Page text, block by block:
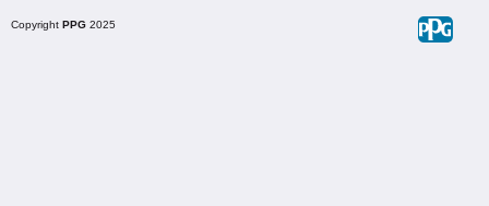
Copyright PPG 2025